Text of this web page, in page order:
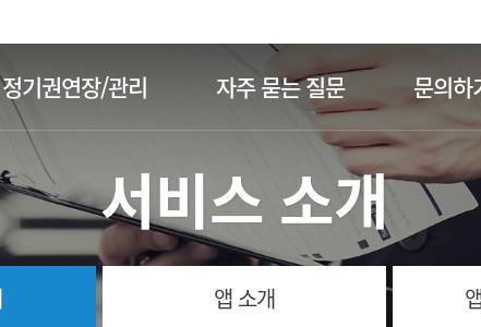
정기권연장/관리 자주 묻는 질문 문의하
서비스 소개
앱 소개